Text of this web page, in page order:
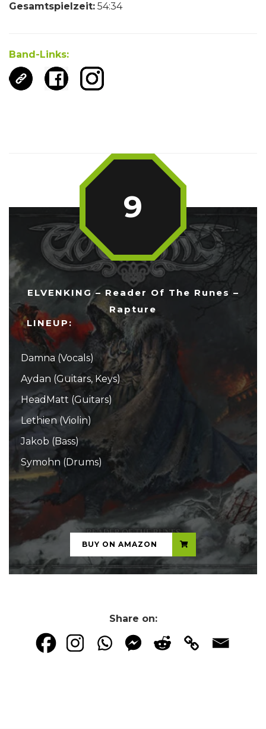
Gesamtspielzeit: 54:34
Band-Links:
ELVENKING – Reader Of The Runes –
Rapture
LINEUP:
Damna (Vocals)
Aydan (Guitars, Keys)
HeadMatt (Guitars)
Lethien (Violin)
Jakob (Bass)
Symohn (Drums)
9
...
BUY ON AMAZON
Share on: